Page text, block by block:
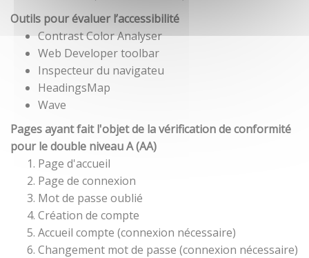
Outils pour évaluer l’accessibilité
Contrast Color Analyser
Web Developer toolbar
Inspecteur du navigateu
HeadingsMap
Wave
Pages ayant fait l'objet de la vérification de conformité
pour le double niveau A (AA)
Page d'accueil
Page de connexion
Mot de passe oublié
Création de compte
Accueil compte (connexion nécessaire)
Changement mot de passe (connexion nécessaire)